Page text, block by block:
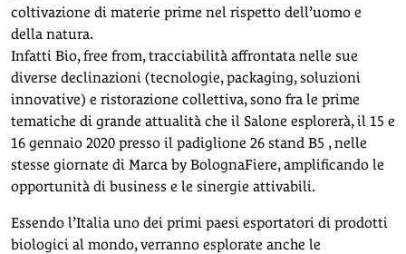
coltivazione di materie prime nel rispetto dell’uomo e
della natura.
Infatti Bio, free from, tracciabilità affrontata nelle sue
diverse declinazioni (tecnologie, packaging, soluzioni
innovative) e ristorazione collettiva, sono fra le prime
tematiche di grande attualità che il Salone esplorerà, il 15 e
16 gennaio 2020 presso il padiglione 26 stand B5 , nelle
stesse giornate di Marca by BolognaFiere, amplificando le
opportunità di business e le sinergie attivabili.
Essendo l’Italia uno dei primi paesi esportatori di prodotti
biologici al mondo, verranno esplorate anche le